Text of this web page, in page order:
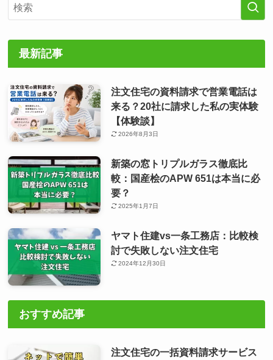
最新記事
注文住宅の資料請求で営業電話は
来る？20社に請求した私の実体験
【体験談】
2026年8月3日
新築の窓トリプルガラス徹底比
較：国産桧のAPW 651は本当に必
要？
2025年1月7日
ヤマト住建vs一条工務店：比較検
討で失敗しない注文住宅
2024年12月30日
おすすめ記事
注文住宅の一括資料請求サービス